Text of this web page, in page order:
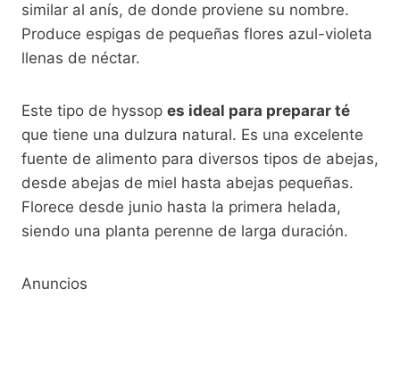
similar al anís, de donde proviene su nombre.
Produce espigas de pequeñas flores azul-violeta
llenas de néctar.
Este tipo de hyssop es ideal para preparar té
que tiene una dulzura natural. Es una excelente
fuente de alimento para diversos tipos de abejas,
desde abejas de miel hasta abejas pequeñas.
Florece desde junio hasta la primera helada,
siendo una planta perenne de larga duración.
Anuncios